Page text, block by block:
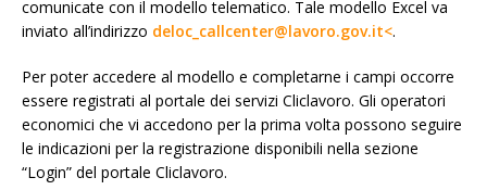
comunicate con il modello telematico. Tale modello Excel va
inviato all’indirizzo deloc_callcenter@lavoro.gov.it<.
Per poter accedere al modello e completarne i campi occorre
essere registrati al portale dei servizi Cliclavoro. Gli operatori
economici che vi accedono per la prima volta possono seguire
le indicazioni per la registrazione disponibili nella sezione
“Login” del portale Cliclavoro.